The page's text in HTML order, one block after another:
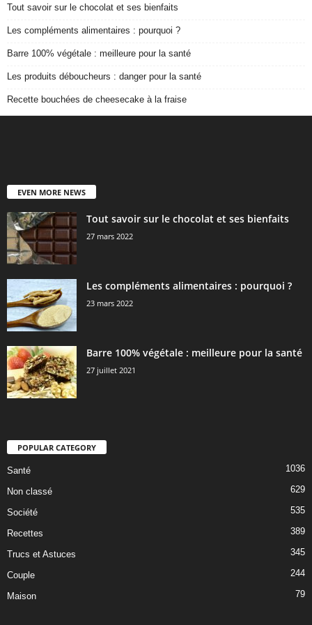
Tout savoir sur le chocolat et ses bienfaits
Les compléments alimentaires : pourquoi ?
Barre 100% végétale : meilleure pour la santé
Les produits déboucheurs : danger pour la santé
Recette bouchées de cheesecake à la fraise
EVEN MORE NEWS
Tout savoir sur le chocolat et ses bienfaits
27 mars 2022
Les compléments alimentaires : pourquoi ?
23 mars 2022
Barre 100% végétale : meilleure pour la santé
27 juillet 2021
POPULAR CATEGORY
Santé 1036
Non classé 629
Société 535
Recettes 389
Trucs et Astuces 345
Couple 244
Maison 79